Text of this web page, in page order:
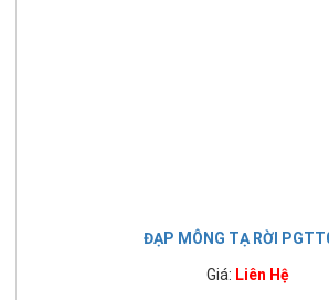
ĐẠP MÔNG TẠ RỜI
Giá: Liên Hệ